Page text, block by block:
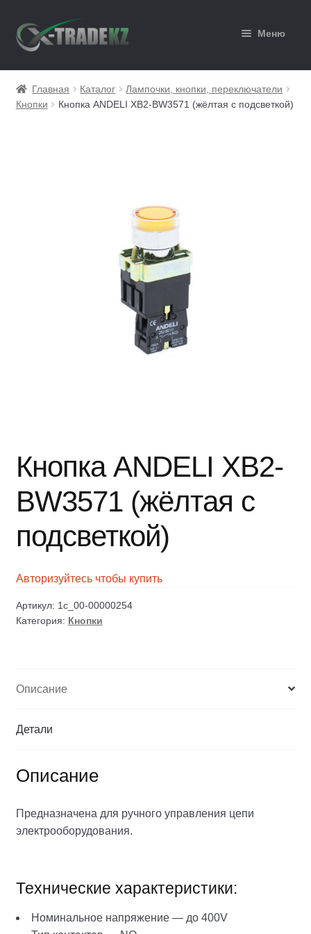
Перейти
к
Перейти
к
Меню
Главная
Каталог
Главная Каталог
Лампочки, кнопки, переключатели
Кнопки
Кнопка ANDELI XB2-BW3571 (жёлтая с подсветкой)
Кнопка ANDELI XB2-
BW3571 (жёлтая с
подсветкой)
Авторизуйтесь чтобы купить
Артикул: 1c_00-00000254
Категория: Кнопки
Описание
Детали
Описание
Предназначена для ручного управления цепи
электрооборудования.
Технические характеристики:
Номинальное напряжение — до 400V